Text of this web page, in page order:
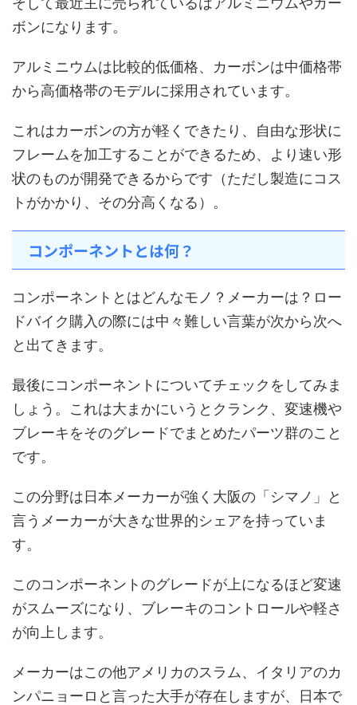
ボンになります。
アルミニウムは比較的低価格、カーボンは中価格帯
から高価格帯のモデルに採用されています。
これはカーボンの方が軽くできたり、自由な形状に
フレームを加工することができるため、より速い形
状のものが開発できるからです（ただし製造にコス
トがかかり、その分高くなる）。
コンポーネントとは何？
コンポーネントとはどんなモノ？メーカーは？ロー
ドバイク購入の際には中々難しい言葉が次から次へ
と出てきます。
最後にコンポーネントについてチェックをしてみま
しょう。これは大まかにいうとクランク、変速機や
ブレーキをそのグレードでまとめたパーツ群のこと
です。
この分野は日本メーカーが強く大阪の「シマノ」と
言うメーカーが大きな世界的シェアを持っていま
す。
このコンポーネントのグレードが上になるほど変速
がスムーズになり、ブレーキのコントロールや軽さ
が向上します。
メーカーはこの他アメリカのスラム、イタリアのカ
ンパニョーロと言った大手が存在しますが、日本で